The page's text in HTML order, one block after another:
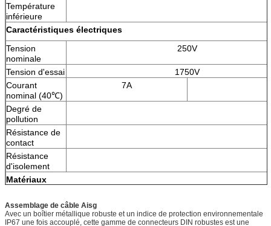
Température
inférieure
Caractéristiques électriques
Tension
nominale
250V
Tension d'essai
1750V
Courant
nominal (40℃)
7A
Degré de
pollution
Résistance de
contact
Résistance
d'isolement
Matériaux
Contact femelle
Placage de
Assemblage de câble Aisg
Avec un boîtier métallique robuste et un indice de protection environnementale
IP67 une fois accouplé, cette gamme de connecteurs DIN robustes est une